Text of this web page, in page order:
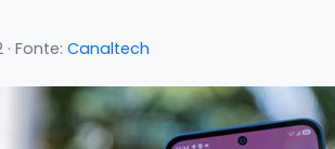
· Fonte: Canaltech